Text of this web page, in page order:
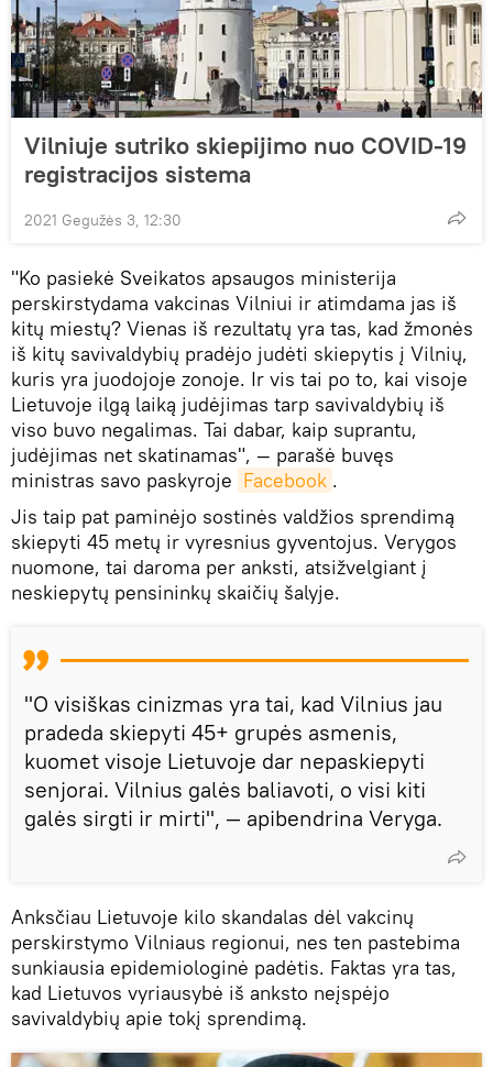
Vilniuje sutriko skiepijimo nuo COVID-19
registracijos sistema
2021 Gegužės 3, 12:30
"Ko pasiekė Sveikatos apsaugos ministerija
perskirstydama vakcinas Vilniui ir atimdama jas iš
kitų miestų? Vienas iš rezultatų yra tas, kad žmonės
iš kitų savivaldybių pradėjo judėti skiepytis į Vilnių,
kuris yra juodojoje zonoje. Ir vis tai po to, kai visoje
Lietuvoje ilgą laiką judėjimas tarp savivaldybių iš
viso buvo negalimas. Tai dabar, kaip suprantu,
judėjimas net skatinamas", — parašė buvęs
ministras savo paskyroje Facebook .
Jis taip pat paminėjo sostinės valdžios sprendimą
skiepyti 45 metų ir vyresnius gyventojus. Verygos
nuomone, tai daroma per anksti, atsižvelgiant į
neskiepytų pensininkų skaičių šalyje.
"O visiškas cinizmas yra tai, kad Vilnius jau
pradeda skiepyti 45+ grupės asmenis,
kuomet visoje Lietuvoje dar nepaskiepyti
senjorai. Vilnius galės baliavoti, o visi kiti
galės sirgti ir mirti", — apibendrina Veryga.
Anksčiau Lietuvoje kilo skandalas dėl vakcinų
perskirstymo Vilniaus regionui, nes ten pastebima
sunkiausia epidemiologinė padėtis. Faktas yra tas,
kad Lietuvos vyriausybė iš anksto neįspėjo
savivaldybių apie tokį sprendimą.